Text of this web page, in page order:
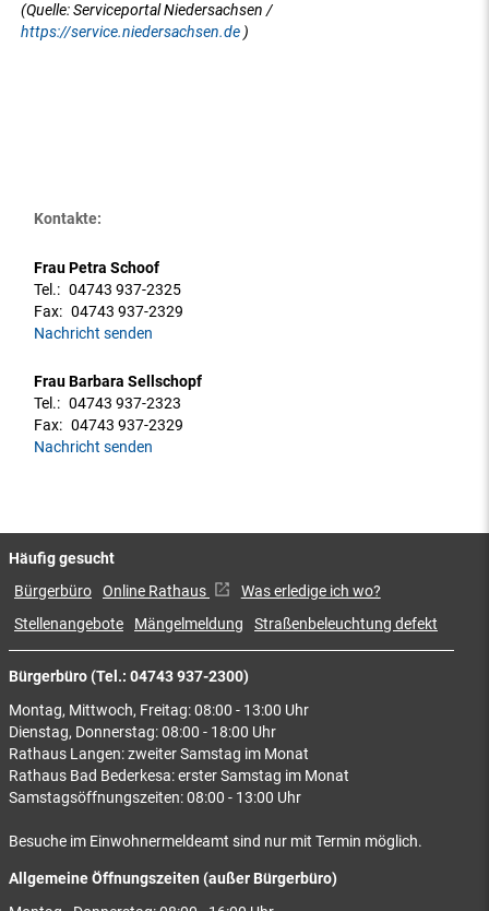
(Quelle: Serviceportal Niedersachsen /
https://service.niedersachsen.de )
Kontakte:
Frau Petra Schoof
Tel.: 04743 937-2325
Fax: 04743 937-2329
Nachricht senden
Frau Barbara Sellschopf
Tel.: 04743 937-2323
Fax: 04743 937-2329
Nachricht senden
Bürgerbüro (Tel.: 04743 937-2300)
Montag, Mittwoch, Freitag: 08:00 - 13:00 Uhr
Dienstag, Donnerstag: 08:00 - 18:00 Uhr
Rathaus Langen: zweiter Samstag im Monat
Rathaus Bad Bederkesa: erster Samstag im Monat
Samstagsöffnungszeiten: 08:00 - 13:00 Uhr
Besuche im Einwohnermeldeamt sind nur mit Termin möglich.
Allgemeine Öffnungszeiten (außer Bürgerbüro)
Häufig gesucht
Bürgerbüro Online Rathaus
Was erledige ich wo?
Stellenangebote
Mängelmeldung Straßenbeleuchtung defekt